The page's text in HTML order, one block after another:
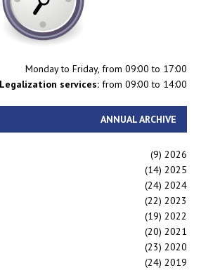
Monday to Friday, from 09:00 to 17:00
Legalization services: from 09:00 to 14:00
ANNUAL ARCHIVE
2026
(9)
2025
(14)
2024
(24)
2023
(22)
2022
(19)
2021
(20)
2020
(23)
2019
(24)